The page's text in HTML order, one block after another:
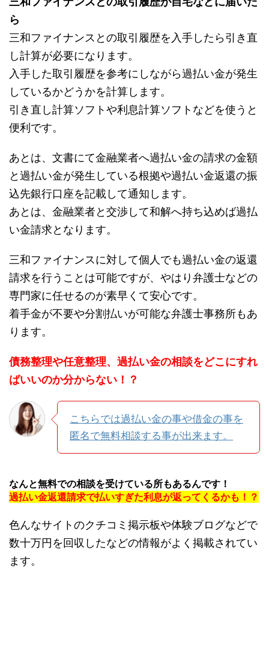
ら
三和ファイナンスとの取引履歴を入手したら引き直
し計算が必要になります。
入手した取引履歴を参考にしながら過払い金が発生
しているかどうかを計算します。
引き直し計算ソフトや利息計算ソフトなどを使うと
便利です。
あとは、文書にて金融業者へ過払い金の請求の金額
と過払い金が発生している根拠や過払い金返還の振
込先銀行口座を記載して通知します。
あとは、金融業者と交渉して和解へ持ち込めば過払
い金請求となります。
三和ファイナンスに対して個人でも過払い金の返還
請求を行うことは可能ですが、やはり弁護士などの
専門家に任せるのが素早くて安心です。
着手金が不要や分割払いが可能な弁護士事務所もあ
ります。
債務整理や任意整理、過払い金の相談をどこにすれ
ばいいのか分からない！？
こちらでは過払い金の事や借金の事を
匿名で無料相談する事が出来ます。
なんと無料での相談を受けている所もあるんです！
過払い金返還請求で払いすぎた利息が返ってくるかも！？
色んなサイトのクチコミ掲示板や体験ブログなどで
数十万円を回収したなどの情報がよく掲載されてい
ます。